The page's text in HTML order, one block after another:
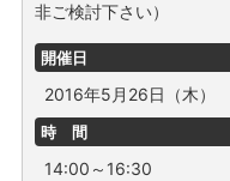
非ご検討下さい）
開催日
2016年5月26日（木）
時 間
14:00～16:30